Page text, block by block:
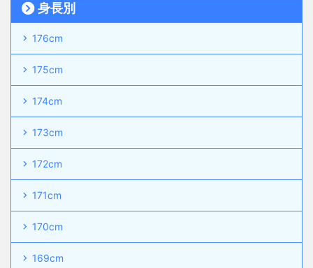
身長別
176cm
175cm
174cm
173cm
172cm
171cm
170cm
169cm